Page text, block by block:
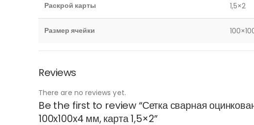
Раскрой карты 1,5×2
Размер ячейки
Reviews
There are no reviews yet.
Be the first to review “Сетка сварная
100x100x4 мм, карта 1,5×2”